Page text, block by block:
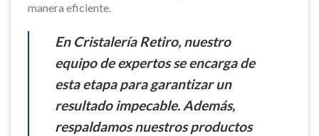
manera eficiente.
En Cristalería Retiro, nuestro
equipo de expertos se encarga de
esta etapa para garantizar un
resultado impecable. Además,
respaldamos nuestros productos